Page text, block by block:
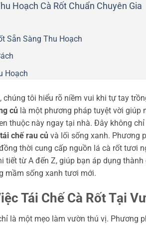
Hoạch Cà Rốt Chuẩn Chuyên Gia
Sẵn Sàng Thu Hoạch
Hoạch
chúng tôi hiểu rõ niềm vui khi tự tay
củ là một phương pháp tuyệt vời giúp
thuộc này ngay tại nhà. Đây không
tái chế rau củ và lối sống xanh. Phương
thời cung cấp nguồn lá cà rốt tươi
tiết từ A đến Z, giúp bạn áp dụng thành
mầm sống xanh tươi mới.
Tái Chế Cà Rốt Tại
là một mẹo làm vườn thú vị. Phương